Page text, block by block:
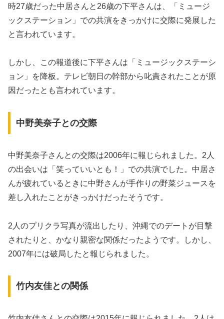
時27歳だった中居さんと26歳の下平さんは、「ミュージ
ックステーション」での共演をきっかけに交際に発展した
と言われています。
しかし、この報道後に下平さんは「ミュージックステーシ
ョン」を降板。テレビ朝日の幹部から叱責されたことが原
因だったとも言われています。
中野美奈子との交際
中野美奈子さんとの交際は2006年に報じられました。2人
の出会いは「笑っていいとも！」での共演でした。中居さ
んが疲れているときに中野さんが手作りの野菜ジュースを
差し入れたことがきっかけだったそうです。
2人のプリクラ写真が流出したり、沖縄でのデートが目撃
されたりと、かなり親密な関係だったようです。しかし、
2007年には破局したと報じられました。
竹内友佳との関係